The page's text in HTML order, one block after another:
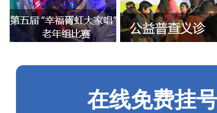
在线免费挂